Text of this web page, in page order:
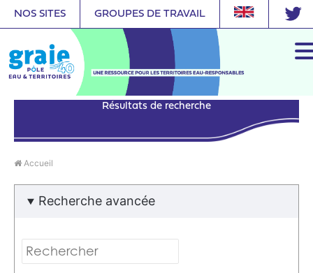
NOS SITES GROUPES DE TRAVAIL
Résultats de recherche
Accueil
Recherche avancée